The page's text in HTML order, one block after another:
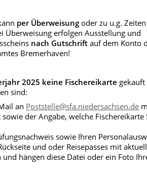
per Überweisung oder zu u.g. Zeiten
Überweisung erfolgen Ausstellung und
nach Gutschrift auf dem Konto
Bremerhaven!
2025 keine Fischereikarte gekauft
sind:
an Poststelle@sfa.niedersachsen.de
der Angabe, welche Fischereikarte
sowie Ihren
und oder Reisepasses mit
hängen diese Datei oder ein Foto